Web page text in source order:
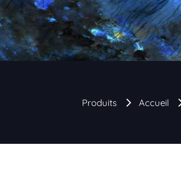
Produits Accueil